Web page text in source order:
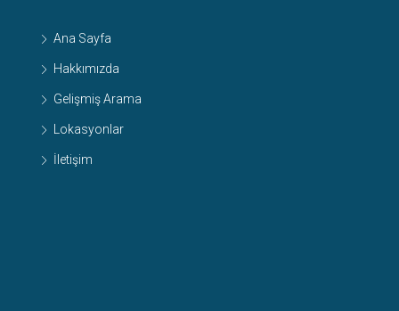
Ana Sayfa
Hakkımızda
Gelişmiş Arama
Lokasyonlar
İletişim